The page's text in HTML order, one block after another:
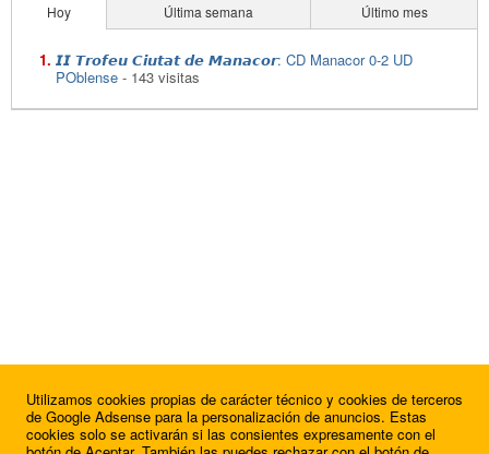
Hoy Última semana Último mes
𝙄𝙄 𝙏𝙧𝙤𝙛𝙚𝙪 𝘾𝙞𝙪𝙩𝙖𝙩 𝙙𝙚 𝙈𝙖𝙣𝙖𝙘𝙤𝙧: CD Manacor 0-2 UD
POblense - 143 visitas
Utilizamos cookies propias de carácter técnico y cookies de terceros
de Google Adsense para la personalización de anuncios. Estas
cookies solo se activarán si las consientes expresamente con el